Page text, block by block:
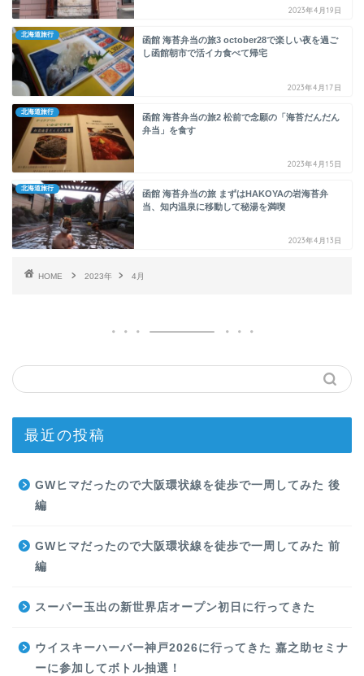
2023年4月19日
北海道旅行
函館 海苔弁当の旅3 october28で楽しい夜を過ご
し函館朝市で活イカ食べて帰宅
2023年4月17日
北海道旅行
函館 海苔弁当の旅2 松前で念願の「海苔だんだん
弁当」を食す
2023年4月15日
北海道旅行
函館 海苔弁当の旅 まずはHAKOYAの岩海苔弁
当、知内温泉に移動して秘湯を満喫
2023年4月13日
HOME 2023年 4月
最近の投稿
GWヒマだったので大阪環状線を徒歩で一周してみた 後
編
GWヒマだったので大阪環状線を徒歩で一周してみた 前
編
スーパー玉出の新世界店オープン初日に行ってきた
ウイスキーハーバー神戸2026に行ってきた 嘉之助セミナ
ーに参加してボトル抽選！